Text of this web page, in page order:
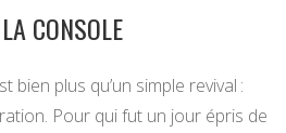
CONSOLE
bien plus qu’un simple revival :
Pour qui fut un jour épris de